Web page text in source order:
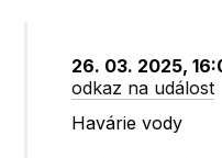
26. 03. 2025,
odkaz na událost
Havárie vody